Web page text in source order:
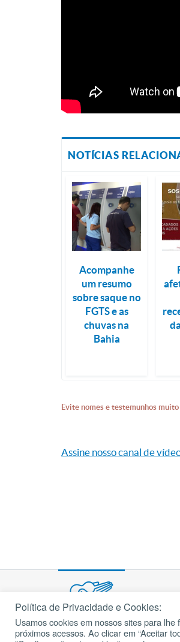
NOTÍCIAS
Acompanhe
um resumo
sobre saque no
FGTS e as
chuvas na
Bahia
Evite nomes e testemunhos
Assine nosso canal de
cancaonova.com© 2002 – 2026
Todos os direitos reservados.
Política de Privacidade e Cookies:
Usamos cookies em nossos sites para
próximos acessos. Ao clicar em “Aceitar